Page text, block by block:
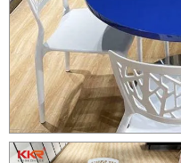
IT
RU